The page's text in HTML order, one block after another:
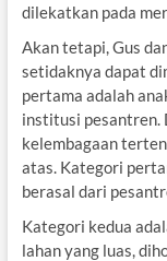
dilekatkan pada
Akan tetapi, Gus
setidaknya dapat
pertama adalah
institusi pesantren.
kelembagaan
atas. Kategori
berasal dari
Kategori kedua
lahan yang luas,